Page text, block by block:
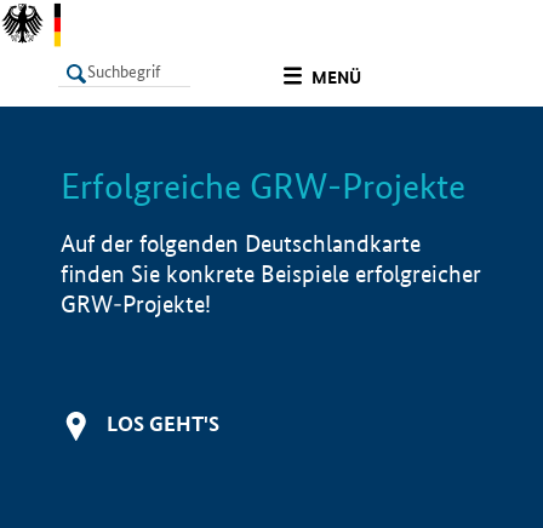
MENÜ
LISTE Info
Erfolgreiche GRW-Projekte
Auf der folgenden Deutschlandkarte
finden Sie konkrete Beispiele erfolgreicher
GRW-Projekte!
LOS GEHT'S